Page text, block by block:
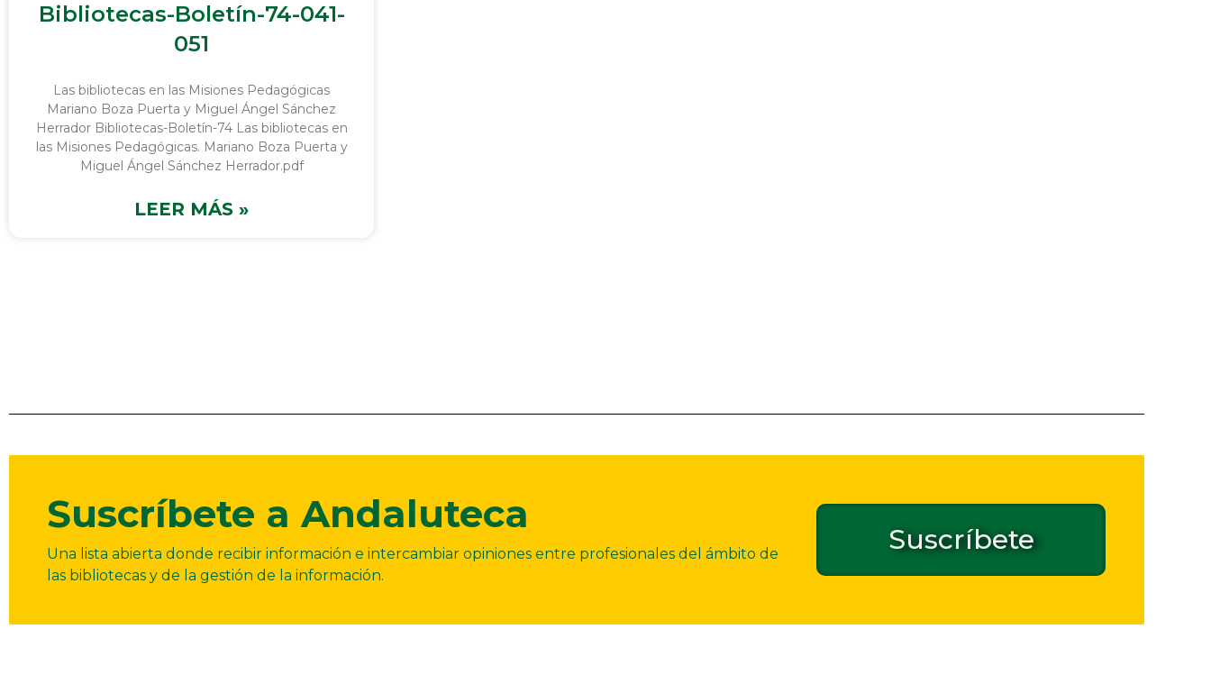
Bibliotecas-Boletín-74-041-
051
Las bibliotecas en las Misiones Pedagógicas
Mariano Boza Puerta y Miguel Ángel Sánchez
Herrador Bibliotecas-Boletín-74 Las bibliotecas en
las Misiones Pedagógicas. Mariano Boza Puerta y
Miguel Ángel Sánchez Herrador.pdf
LEER MÁS »
Suscríbete a Andaluteca
Una lista abierta donde recibir información e intercambiar opiniones entre profesionales del ámbito de
las bibliotecas y de la gestión de la información.
Suscríbete